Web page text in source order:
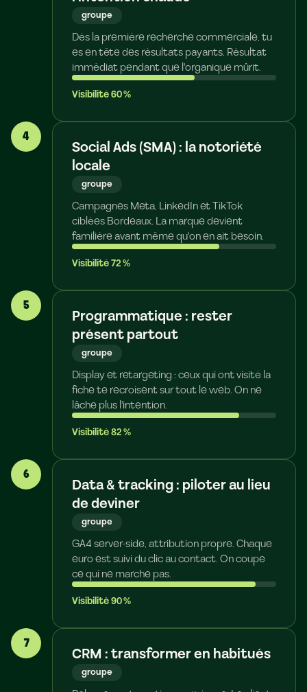
groupe
Dès la première recherche commerciale, tu
es en tête des résultats payants. Résultat
immédiat pendant que l'organique mûrit.
Visibilité60%
4
Social Ads (SMA) : la notoriété
locale
groupe
Campagnes Meta, LinkedIn et TikTok
ciblées Bordeaux. La marque devient
familière avant même qu'on en ait besoin.
Visibilité72%
5
Programmatique : rester
présent partout
groupe
Display et retargeting : ceux qui ont visité la
fiche te recroisent sur tout le web. On ne
lâche plus l'intention.
Visibilité82%
6
Data & tracking : piloter au lieu
de deviner
groupe
GA4 server-side, attribution propre. Chaque
euro est suivi du clic au contact. On coupe
ce qui ne marche pas.
Visibilité90%
7
CRM : transformer en habitués
groupe